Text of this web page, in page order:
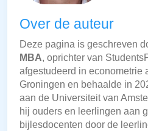
Over de auteur
Deze pagina is geschreven
MBA, oprichter van
afgestudeerd in econometrie
Groningen en behaalde in
aan de Universiteit van
hij ouders en leerlingen aan
bijlesdocenten door de